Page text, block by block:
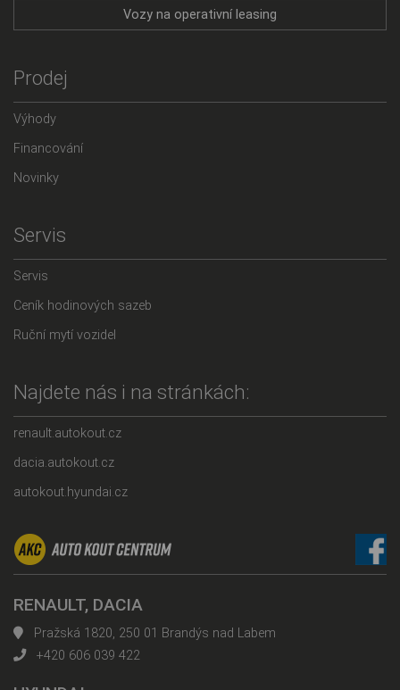
Vozy na operativní leasing
Prodej
Výhody
Financování
Novinky
Servis
Servis
Ceník hodinových sazeb
Ruční mytí vozidel
Najdete nás i na stránkách:
renault.autokout.cz
dacia.autokout.cz
autokout.hyundai.cz
RENAULT, DACIA
Pražská 1820, 250 01 Brandýs nad Labem
+420 606 039 422